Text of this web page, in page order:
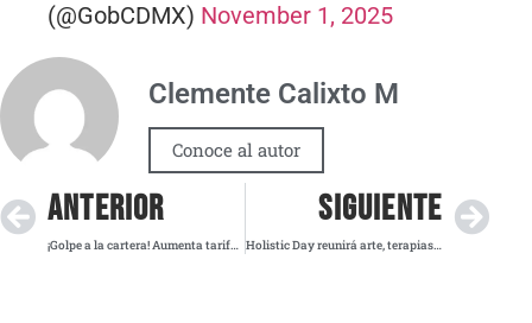
(@GobCDMX) November 1, 2025
Clemente Calixto M
Conoce al autor
ANTERIOR
¡Golpe a la cartera! Aumenta tarifa del transporte público concesionado en la CDMX
SIGUIENTE
Holistic Day reunirá arte, terapias y tecnología en el Ámbar Centro Interactivo